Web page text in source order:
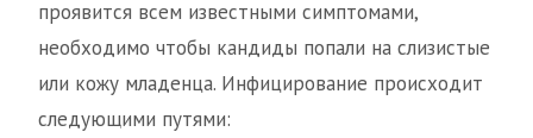
проявится всем известными симптомами,
необходимо чтобы кандиды попали на слизистые
или кожу младенца. Инфицирование происходит
следующими путями: